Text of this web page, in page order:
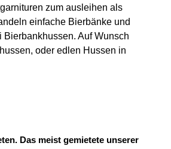
zum ausleihen als
einfache Bierbänke und
Auf Wunsch
oder edlen Hussen in
Das meist gemietete unserer